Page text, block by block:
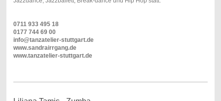
0711 933 495 18
0177 744 69 00
info@tanzatelier-stuttgart.de
www.sandrairrgang.de
www.tanzatelier-stuttgart.de